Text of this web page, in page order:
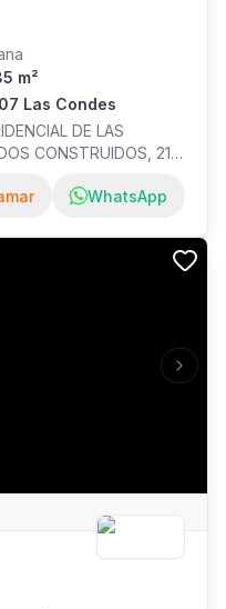
m²
Las Condes
DE LAS
CONSTRUIDOS, 217
3 DORMITORIOS 2
LIVING COMEDOR,
CERCANO A
WhatsApp
Next